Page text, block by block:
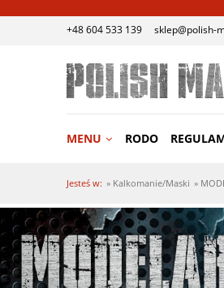
+48 604 533 139 sklep@polish-
MENU RODO
Jesteś w: » Kalkomanie/Maski »